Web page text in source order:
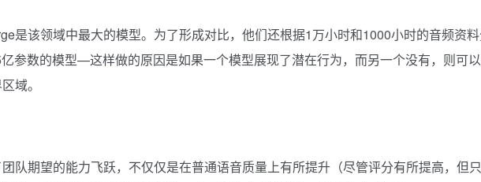
是该领域中最大的模型。为了形成对比，他们还根据1万小时和1000小时的音频资
参数的模型—这样做的原因是如果一个模型展现了潜在行为，而另一个没有，则可
域。
队期望的能力飞跃，不仅仅是在普通语音质量上有所提升（尽管评分有所提高，但